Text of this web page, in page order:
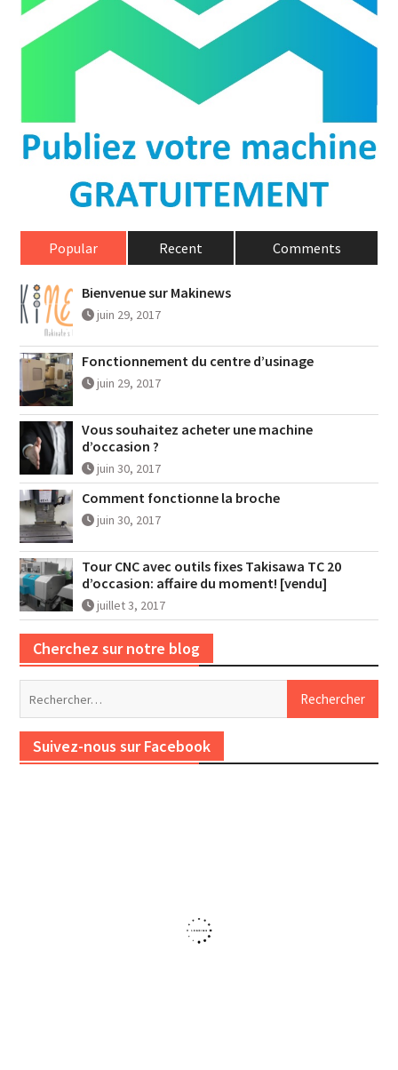
Popular Recent Comments
Bienvenue sur Makinews
juin 29, 2017
Fonctionnement du centre d’usinage
juin 29, 2017
Vous souhaitez acheter une machine
d’occasion ?
juin 30, 2017
Comment fonctionne la broche
juin 30, 2017
Tour CNC avec outils fixes Takisawa TC 20
d’occasion: affaire du moment! [vendu]
juillet 3, 2017
Cherchez sur notre blog
Suivez-nous sur Facebook